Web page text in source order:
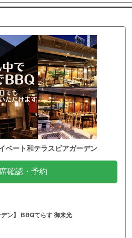
ベート和テラスビアガーデン
確認・予約
ン】 BBQてらす 御来光